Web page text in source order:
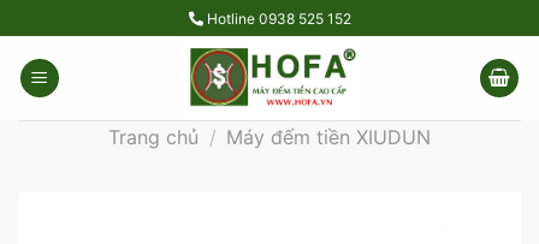
to
content
Hotline 0938 525 152
Trang chủ / Máy đếm tiền XIUDUN